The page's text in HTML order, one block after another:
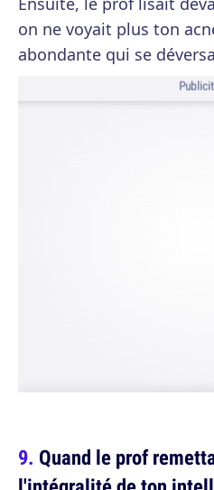
on ne voyait plus ton
abondante qui se
Quand le prof